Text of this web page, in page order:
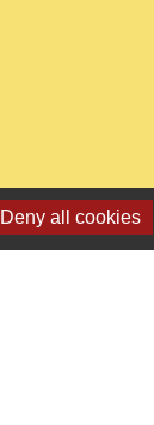
Deny all cookies